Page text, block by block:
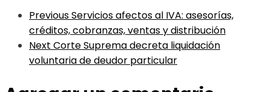
PreviousServicios afectos al IVA: asesorías,
créditos, cobranzas, ventas y distribución
Next Corte Suprema decreta liquidación
voluntaria de deudor particular